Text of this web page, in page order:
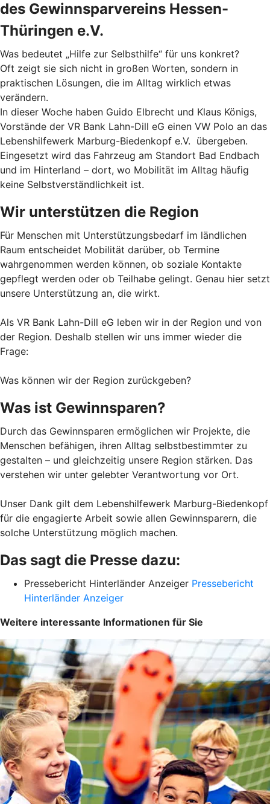
des Gewinnsparvereins Hessen-
Thüringen e.V.
Was bedeutet „Hilfe zur Selbsthilfe“ für uns konkret?
Oft zeigt sie sich nicht in großen Worten, sondern in
praktischen Lösungen, die im Alltag wirklich etwas
verändern.
In dieser Woche haben Guido Elbrecht und Klaus Königs,
Vorstände der VR Bank Lahn-Dill eG einen VW Polo an das
Lebenshilfewerk Marburg-Biedenkopf e.V. übergeben.
Eingesetzt wird das Fahrzeug am Standort Bad Endbach
und im Hinterland – dort, wo Mobilität im Alltag häufig
keine Selbstverständlichkeit ist.
Wir unterstützen die Region
Für Menschen mit Unterstützungsbedarf im ländlichen
Raum entscheidet Mobilität darüber, ob Termine
wahrgenommen werden können, ob soziale Kontakte
gepflegt werden oder ob Teilhabe gelingt. Genau hier setzt
unsere Unterstützung an, die wirkt.
Als VR Bank Lahn-Dill eG leben wir in der Region und von
der Region. Deshalb stellen wir uns immer wieder die
Frage:
Was können wir der Region zurückgeben?
Was ist Gewinnsparen?
Durch das Gewinnsparen ermöglichen wir Projekte, die
Menschen befähigen, ihren Alltag selbstbestimmter zu
gestalten – und gleichzeitig unsere Region stärken. Das
verstehen wir unter gelebter Verantwortung vor Ort.
Unser Dank gilt dem Lebenshilfewerk Marburg-Biedenkopf
für die engagierte Arbeit sowie allen Gewinnsparern, die
solche Unterstützung möglich machen.
Das sagt die Presse dazu:
Pressebericht Hinterländer Anzeiger Pressebericht
Hinterländer Anzeiger
Weitere interessante Informationen für Sie